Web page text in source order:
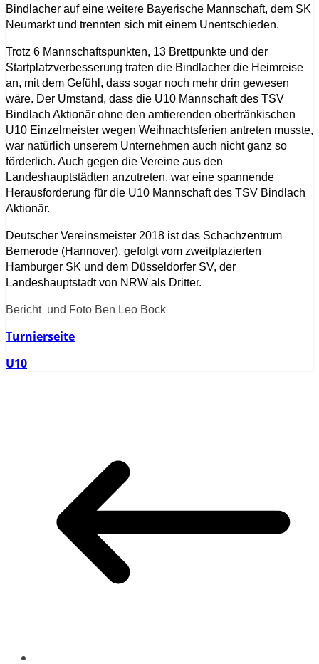
Bindlacher auf eine weitere Bayerische Mannschaft, dem SK
Neumarkt und trennten sich mit einem Unentschieden.
Trotz 6 Mannschaftspunkten, 13 Brettpunkte und der
Startplatzverbesserung traten die Bindlacher die Heimreise
an, mit dem Gefühl, dass sogar noch mehr drin gewesen
wäre. Der Umstand, dass die U10 Mannschaft des TSV
Bindlach Aktionär ohne den amtierenden oberfränkischen
U10 Einzelmeister wegen Weihnachtsferien antreten musste,
war natürlich unserem Unternehmen auch nicht ganz so
förderlich. Auch gegen die Vereine aus den
Landeshauptstädten anzutreten, war eine spannende
Herausforderung für die U10 Mannschaft des TSV Bindlach
Aktionär.
Deutscher Vereinsmeister 2018 ist das Schachzentrum
Bemerode (Hannover), gefolgt vom zweitplazierten
Hamburger SK und dem Düsseldorfer SV, der
Landeshauptstadt von NRW als Dritter.
Bericht und Foto Ben Leo Bock
Turnierseite
U10